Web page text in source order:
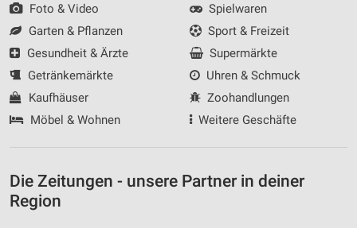
Foto & Video
Garten & Pflanzen
Gesundheit & Ärzte
Getränkemärkte
Kaufhäuser
Möbel & Wohnen
Spielwaren
Sport & Freizeit
Supermärkte
Uhren & Schmuck
Zoohandlungen
Weitere Geschäfte
Die Zeitungen - unsere Partner in deiner
Region